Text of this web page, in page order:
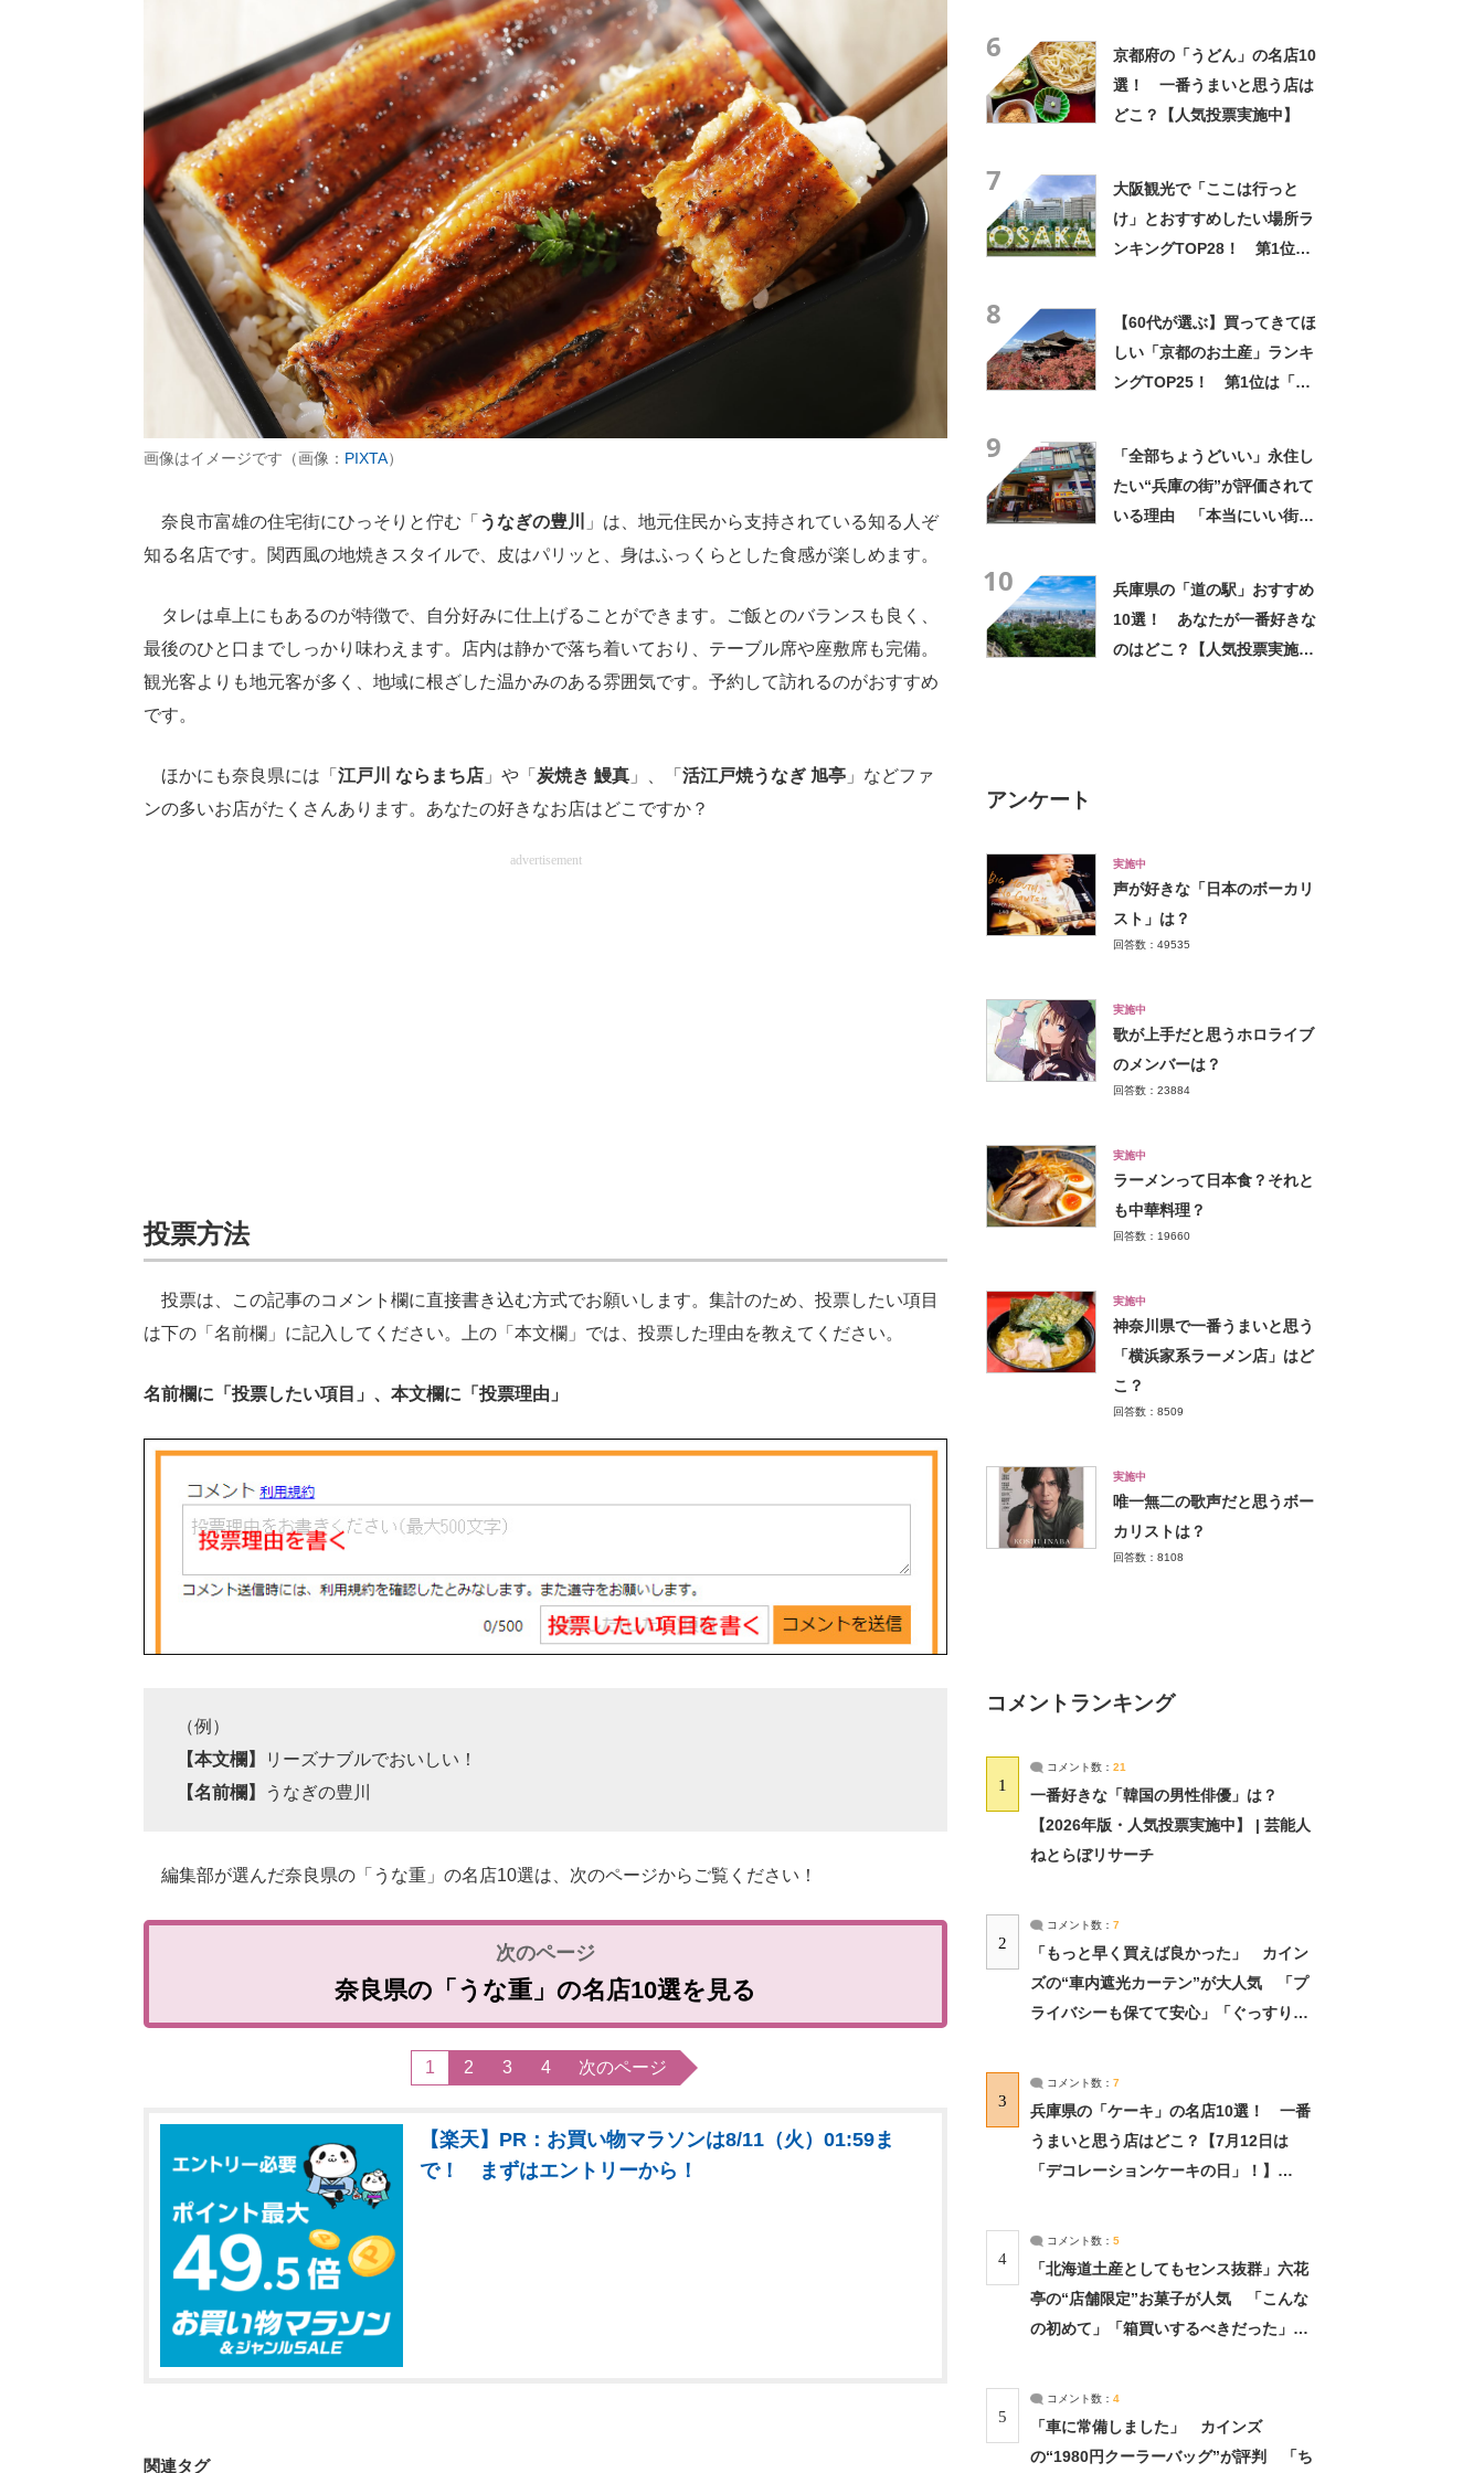
画像はイメージです（画像： PIXTA）
奈良市富雄の住宅街にひっそりと佇む「 うなぎの豊川
」は、地元住民から支持されている知る人ぞ
知る名店です。関西風の地焼きスタイルで、皮はパリッと、身はふっくらとした食感が楽しめます。
タレは卓上にもあるのが特徴で、自分好みに仕上げることができます。ご飯とのバランスも良く、
最後のひと口までしっかり味わえます。店内は静かで落ち着いており、テーブル席や座敷席も完備。
観光客よりも地元客が多く、地域に根ざした温かみのある雰囲気です。予約して訪れるのがおすすめ
です。
ほかにも奈良県には「 江戸川 ならまち店 」や「 炭焼き 鰻真 」、「 活江戸焼うなぎ 旭亭 」などファ
ンの多いお店がたくさんあります。あなたの好きなお店はどこですか？
advertisement
投票方法
投票は、この記事のコメント欄に直接書き込む方式でお願いします。集計のため、投票したい項目
は下の「名前欄」に記入してください。上の「本文欄」では、投票した理由を教えてください。
名前欄に「投票したい項目」、本文欄に「投票理由」
（例）
【本文欄】
リーズナブルでおいしい！
【名前欄】
うなぎの豊川
編集部が選んだ奈良県の「うな重」の名店10選は、次のページからご覧ください！
奈良県の「うな重」の名店10選を見る
1 2 3 4 次のページ
【楽天】PR：お買い物マラソンは8/11（火）01:59ま
で！ まずはエントリーから！
関連タグ
6
京都府の「うどん」の名店10
選！ 一番うまいと思う店は
どこ？【人気投票実施中】
7
大阪観光で「ここは行っと
け」とおすすめしたい場所ラ
ンキングTOP28！ 第1位は
8
【60代が選ぶ】買ってきてほ
しい「京都のお土産」ランキ
ングTOP25！ 第1位は「生
9
「全部ちょうどいい」永住し
たい“兵庫の街”が評価されて
いる理由 「本当にいい街に
10
兵庫県の「道の駅」おすすめ
10選！ あなたが一番好きな
のはどこ？【人気投票実施
アンケート
実施中
声が好きな「日本のボーカリ
スト」は？
回答数：49535
実施中
歌が上手だと思うホロライブ
のメンバーは？
回答数：23884
実施中
ラーメンって日本食？それと
も中華料理？
回答数：19660
実施中
神奈川県で一番うまいと思う
「横浜家系ラーメン店」はど
こ？
回答数：8509
実施中
唯一無二の歌声だと思うボー
カリストは？
回答数：8108
コメントランキング
1
コメント数： 21
一番好きな「韓国の男性俳優」は？
【2026年版・人気投票実施中】 | 芸能人
ねとらぼリサーチ
2
コメント数： 7
「もっと早く買えば良かった」 カイン
ズの“車内遮光カーテン”が大人気 「プ
ライバシーも保てて安心」「ぐっすり眠
3
コメント数： 7
兵庫県の「ケーキ」の名店10選！ 一番
うまいと思う店はどこ？【7月12日は
「デコレーションケーキの日」！】
4
コメント数： 5
「北海道土産としてもセンス抜群」六花
亭の“店舗限定”お菓子が人気 「こんな
の初めて」「箱買いするべきだった」
5
コメント数： 4
「車に常備しました」 カインズ
の“1980円クーラーバッグ”が評判 「ち